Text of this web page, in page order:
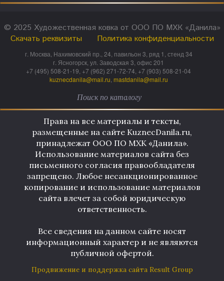
© 2025 Художественная ковка от ООО ПО МХК «Данила»
Скачать реквизиты
Политика конфиденциальности
г. Москва, Нахимовский пр., 24, павильон 3, ряд 1, стенд 34
г. Ясногорск, ул. Заводская 3, офис 201
+7 (495) 508-21-19, +7 (962) 271-72-74, +7 (903) 508-21-04
kuznecdanila@mail.ru mastdanila@mail.ru
Права на все материалы и тексты,
размещенные на сайте KuznecDanila.ru,
принадлежат ООО ПО МХК «Данила».
Использование материалов сайта без
письменного согласия правообладателя
запрещено. Любое несанкционированное
копирование и использование материалов
сайта влечет за собой юридическую
ответственность.
Все сведения на данном сайте носят
информационный характер и не являются
публичной офертой.
Продвижение и поддержка сайта Result Group